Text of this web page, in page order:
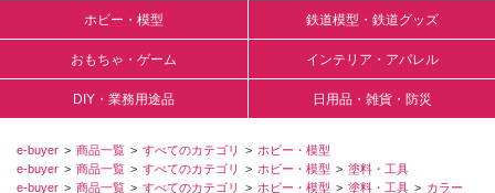
ホビー・模型 鉄道模型・鉄道グッズ
おもちゃ・ゲーム インテリア・アパレル
DIY・業務用途品 日用品・雑貨・防災
e-buyer 商品一覧 すべてのカテゴリ
ホビー・模型
e-buyer
商品一覧 すべてのカテゴリ ホビー・模型
塗料・工具
e-buyer
商品一覧 すべてのカテゴリ ホビー・模型 塗料・工具 カラー